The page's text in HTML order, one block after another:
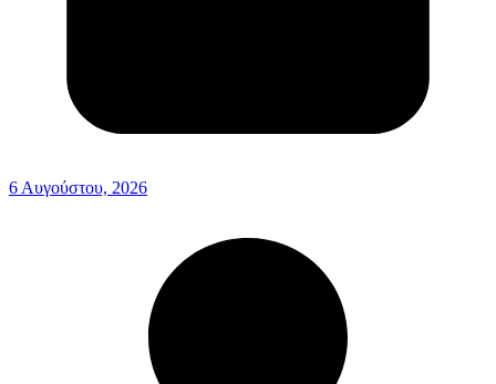
6 Αυγούστου, 2026